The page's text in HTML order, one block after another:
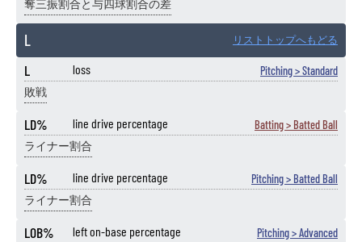
奪三振割合と与四球割合の差
L リストトップへもどる
L loss Pitching > Standard
敗戦
LD% line drive percentage Batting > Batted Ball
ライナー割合
LD% line drive percentage Pitching > Batted Ball
ライナー割合
LOB% left on-base percentage Pitching > Advanced